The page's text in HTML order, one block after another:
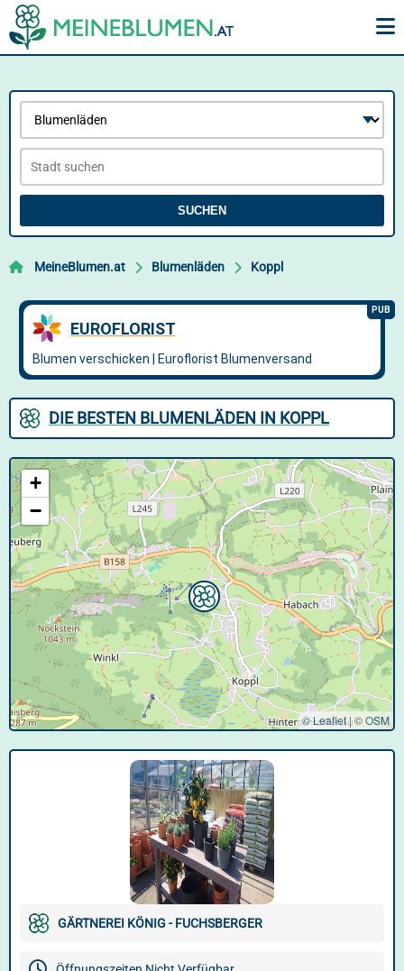
SUCHEN
MeineBlumen.at Blumenläden Koppl
DIE BESTEN BLUMENLÄDEN IN KOPPL
+
−
© Leaflet |©OSM
GÄRTNEREI KÖNIG - FUCHSBERGER